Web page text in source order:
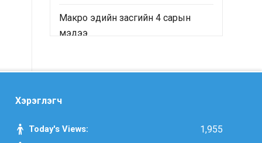
Макро эдийн засгийн 4 сарын
мэдээ
2024-2028 оны үйл ажиллагааны
болон “Монгол Улсын хөгжлийн
Хэрэглэгч
Today's Views: 1,955